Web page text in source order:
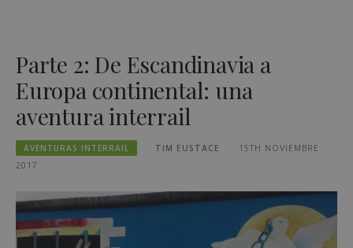
Parte 2: De Escandinavia a
Europa continental: una
aventura interrail
AVENTURAS INTERRAIL TIM EUSTACE
15TH NOVIEMBRE
2017